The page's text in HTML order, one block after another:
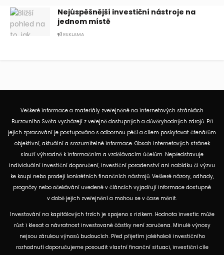
Nejúspěšnější investiční nástroje na
jednom místě
REKLAMA
Veškeré informace a materiály zveřejněné na internetových stránkách
Burzovního Světa vycházejí z veřejně dostupných a důvěryhodných zdrojů. Při
jejich zpracování je postupováno s odbornou péčí a cílem poskytovat čtenářům
objektivní, aktuální a srozumitelné informace. Obsah internetových stránek
slouží výhradně k informačním a vzdělávacím účelům. Nepředstavuje
individuální investiční doporučení, investiční poradenství ani nabídku či výzvu
ke koupi nebo prodeji konkrétních finančních nástrojů. Veškeré názory, odhady,
prognózy nebo očekávání uvedené v článcích vyjadřují informace dostupné
v době jejich zveřejnění a mohou se v čase měnit.
Investování na kapitálových trzích je spojeno s rizikem. Hodnota investic může
růst i klesat a návratnost investované částky není zaručena. Minulé výnosy
nejsou zárukou výnosů budoucích. Před přijetím jakéhokoli investičního
rozhodnutí doporučujeme posoudit vlastní finanční situaci, investiční cíle